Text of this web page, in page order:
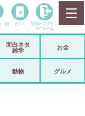
師 占い 登録• ログイン
マイルーム
面白ネタ
雑学
お金
動物 グルメ